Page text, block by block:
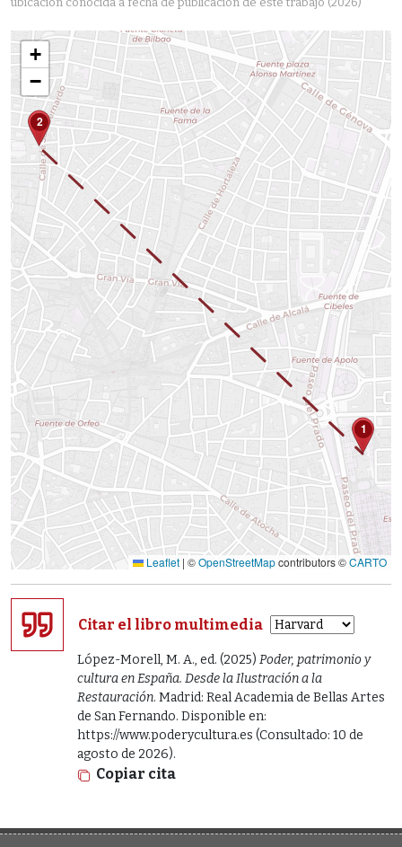
1
2
+
−
Leaflet | ©OpenStreetMapcontributors ©CARTO
Citar el libro multimedia
López-Morell, M. A., ed. (2025) Poder, patrimonio y
cultura en España. Desde la Ilustración a la
Restauración. Madrid: Real Academia de Bellas Artes
de San Fernando. Disponible en:
https://www.poderycultura.es (Consultado: 10 de
agosto de 2026).
Copiar cita